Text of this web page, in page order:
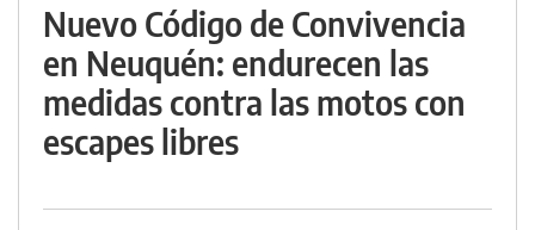
Nuevo Código de Convivencia
en Neuquén: endurecen las
medidas contra las motos con
escapes libres